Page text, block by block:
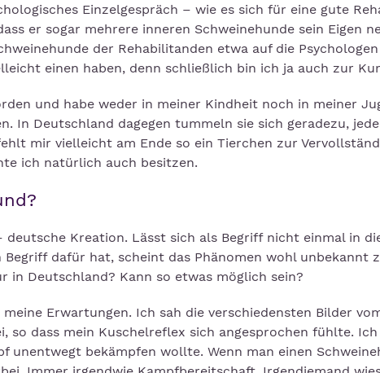
Einzelgespräch – wie es sich für eine gute
er sogar mehrere inneren Schweinehunde sein Eigen
der Rehabilitanden etwa auf die
einen haben, denn schließlich bin ich ja auch zur
und habe weder in meiner Kindheit noch in meiner
In Deutschland dagegen tummeln sie sich geradezu,
mir vielleicht am Ende so ein Tierchen zur
ich natürlich auch besitzen.
deutsche Kreation. Lässt sich als Begriff nicht einmal in
dafür hat, scheint das Phänomen wohl unbekannt
in Deutschland? Kann so etwas möglich sein?
Erwartungen. Ich sah die verschiedensten Bilder
so dass mein Kuschelreflex sich angesprochen fühlte.
unentwegt bekämpfen wollte. Wenn man einen